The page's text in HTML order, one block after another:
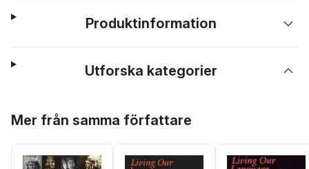
Produktinformation
Utforska kategorier
Mer från samma författare